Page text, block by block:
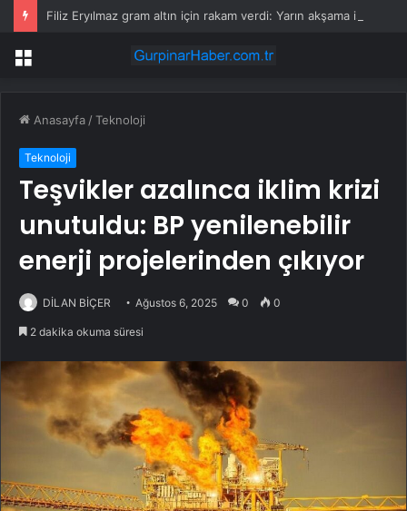
Menü
Anasayfa /Teknoloji
Teknoloji
Teşvikler azalınca iklim krizi
unutuldu: BP yenilenebilir
enerji projelerinden çıkıyor
DİLAN BİÇER Ağustos 6, 2025 0 0
2 dakika okuma süresi